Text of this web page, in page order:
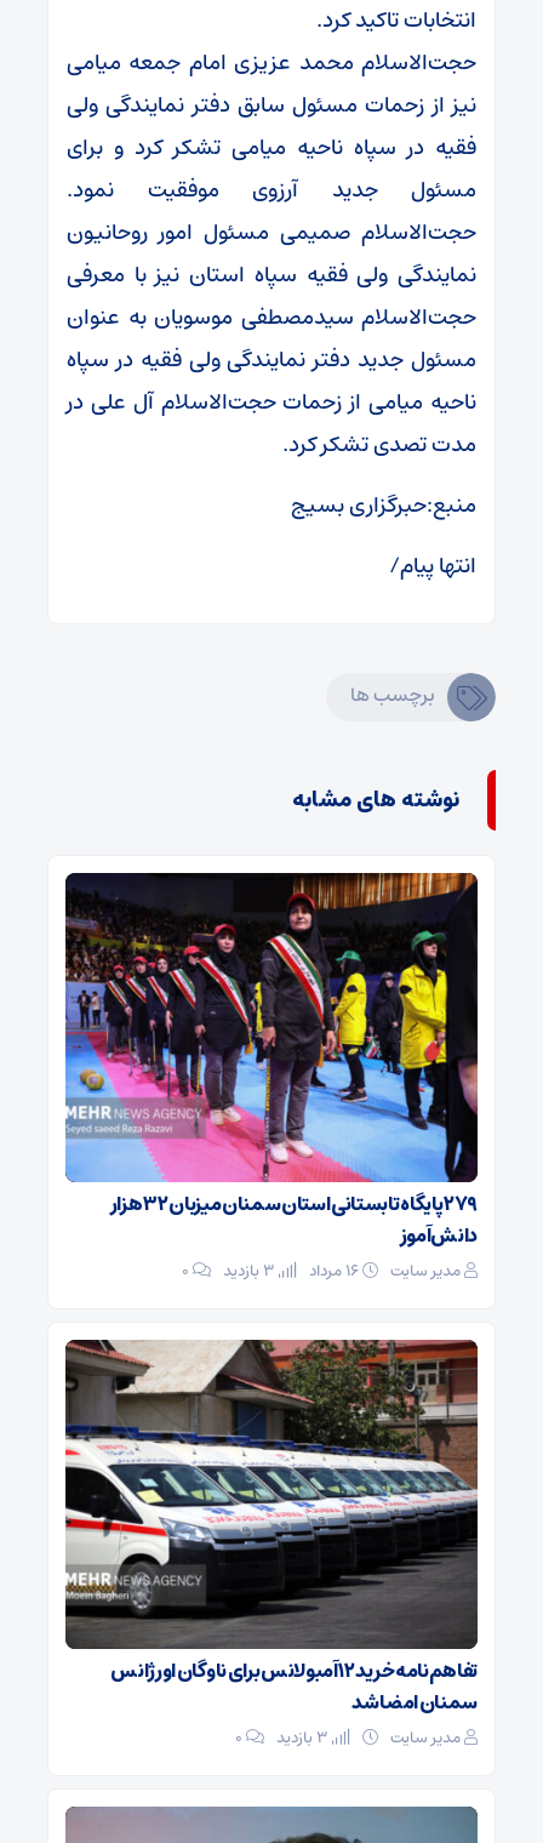
انتخابات تاکید کرد.
حجت‌الاسلام محمد عزیزی امام جمعه میامی
نیز از زحمات مسئول سابق دفتر نمایندگی ولی
فقیه در سپاه ناحیه میامی تشکر کرد و برای
مسئول جدید آرزوی موفقیت نمود.
حجت‌الاسلام صمیمی مسئول امور روحانیون
نمایندگی ولی فقیه سپاه استان نیز با معرفی
حجت‌الاسلام سیدمصطفی موسویان به عنوان
مسئول جدید دفتر نمایندگی ولی فقیه در سپاه
ناحیه میامی از زحمات حجت‌الاسلام آل علی در
مدت تصدی تشکر کرد.
منبع:حبرگزاری بسیج
انتها پیام/
برچسب ها
نوشته های مشابه
۲۷۹ پایگاه تابستانی استان سمنان میزبان ۳۲ هزار
دانش‌آموز
مدیر سایت ۰
تفاهم‌نامه خرید ۱۲ آمبولانس برای ناوگان اورژانس
سمنان امضا شد
مدیر سایت ۰